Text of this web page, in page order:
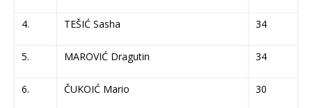
4. TEŠIĆ Sasha 34
5. MAROVIĆ Dragutin 34
6. ČUKOIĆ Mario 30